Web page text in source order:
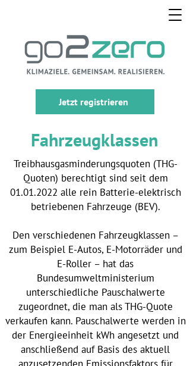
Jetzt registrieren
Fahrzeugklassen
Treibhausgasminderungsquoten (THG-
Quoten) berechtigt sind seit dem
01.01.2022 alle rein Batterie-elektrisch
betriebenen Fahrzeuge (BEV).
Den verschiedenen Fahrzeugklassen –
zum Beispiel E-Autos, E-Motorräder und
E-Roller – hat das
Bundesumweltministerium
unterschiedliche Pauschalwerte
zugeordnet, die man alsTHG-Quote
verkaufenkann. Pauschalwerte werden in
der Energieeinheit kWh angesetzt und
anschließend auf Basis des aktuell